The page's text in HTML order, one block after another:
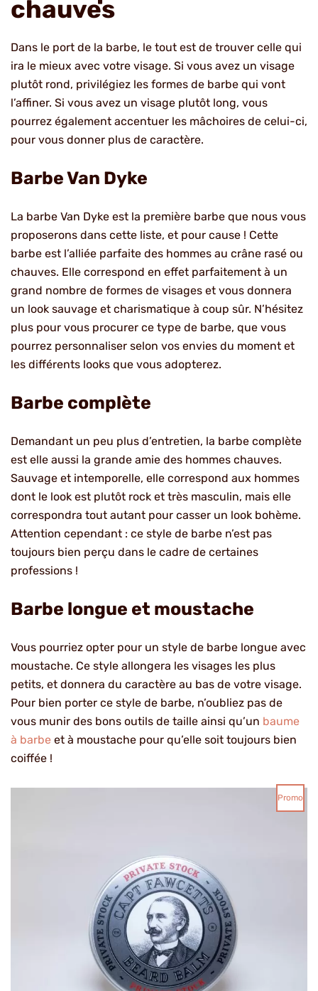
chauves
Dans le port de la barbe, le tout est de trouver celle qui
ira le mieux avec votre visage. Si vous avez un visage
plutôt rond, privilégiez les formes de barbe qui vont
l’affiner. Si vous avez un visage plutôt long, vous
pourrez également accentuer les mâchoires de celui-ci,
pour vous donner plus de caractère.
Barbe Van Dyke
La barbe Van Dyke est la première barbe que nous vous
proposerons dans cette liste, et pour cause ! Cette
barbe est l’alliée parfaite des hommes au crâne rasé ou
chauves. Elle correspond en effet parfaitement à un
grand nombre de formes de visages et vous donnera
un look sauvage et charismatique à coup sûr. N’hésitez
plus pour vous procurer ce type de barbe, que vous
pourrez personnaliser selon vos envies du moment et
les différents looks que vous adopterez.
Barbe complète
Demandant un peu plus d’entretien, la barbe complète
est elle aussi la grande amie des hommes chauves.
Sauvage et intemporelle, elle correspond aux hommes
dont le look est plutôt rock et très masculin, mais elle
correspondra tout autant pour casser un look bohème.
Attention cependant : ce style de barbe n’est pas
toujours bien perçu dans le cadre de certaines
professions !
Barbe longue et moustache
Vous pourriez opter pour un style de barbe longue avec
moustache. Ce style allongera les visages les plus
petits, et donnera du caractère au bas de votre visage.
Pour bien porter ce style de barbe, n’oubliez pas de
vous munir des bons outils de taille ainsi qu’un baume
à barbe et à moustache pour qu’elle soit toujours bien
coiffée !
Promo
24,00€.